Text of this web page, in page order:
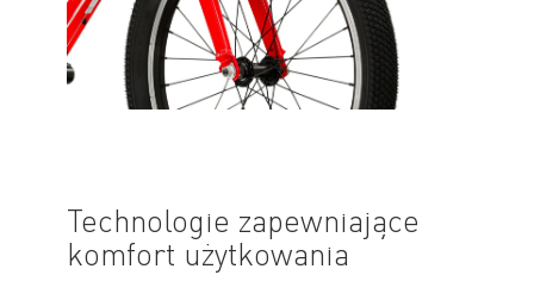
Technologie zapewniające
komfort użytkowania